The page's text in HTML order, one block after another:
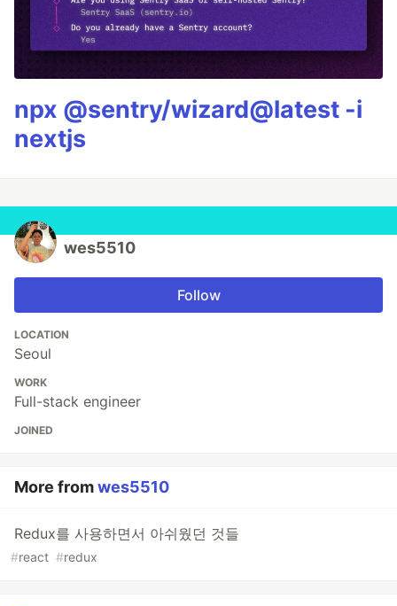
npx @sentry/wizard@latest -i
nextjs
wes5510
Follow
LOCATION
Seoul
WORK
Full-stack engineer
JOINED
More fromwes5510
Redux를 사용하면서 아쉬웠던 것들
#react #redux